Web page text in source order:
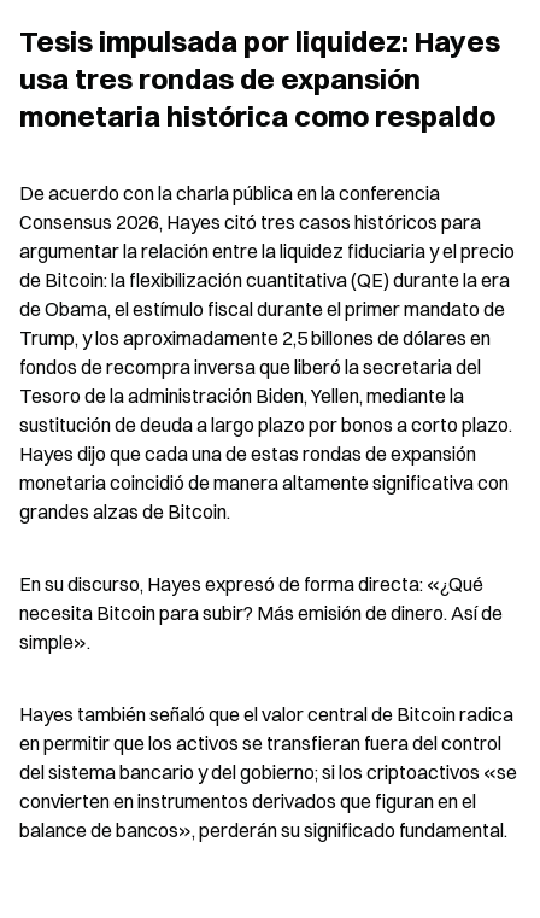
Tesis impulsada por liquidez: Hayes
usa tres rondas de expansión
monetaria histórica como respaldo
De acuerdo con la charla pública en la conferencia
Consensus 2026, Hayes citó tres casos históricos para
argumentar la relación entre la liquidez fiduciaria y el precio
de Bitcoin: la flexibilización cuantitativa (QE) durante la era
de Obama, el estímulo fiscal durante el primer mandato de
Trump, y los aproximadamente 2,5 billones de dólares en
fondos de recompra inversa que liberó la secretaria del
Tesoro de la administración Biden, Yellen, mediante la
sustitución de deuda a largo plazo por bonos a corto plazo.
Hayes dijo que cada una de estas rondas de expansión
monetaria coincidió de manera altamente significativa con
grandes alzas de Bitcoin.
En su discurso, Hayes expresó de forma directa: «¿Qué
necesita Bitcoin para subir? Más emisión de dinero. Así de
simple».
Hayes también señaló que el valor central de Bitcoin radica
en permitir que los activos se transfieran fuera del control
del sistema bancario y del gobierno; si los criptoactivos «se
convierten en instrumentos derivados que figuran en el
balance de bancos», perderán su significado fundamental.